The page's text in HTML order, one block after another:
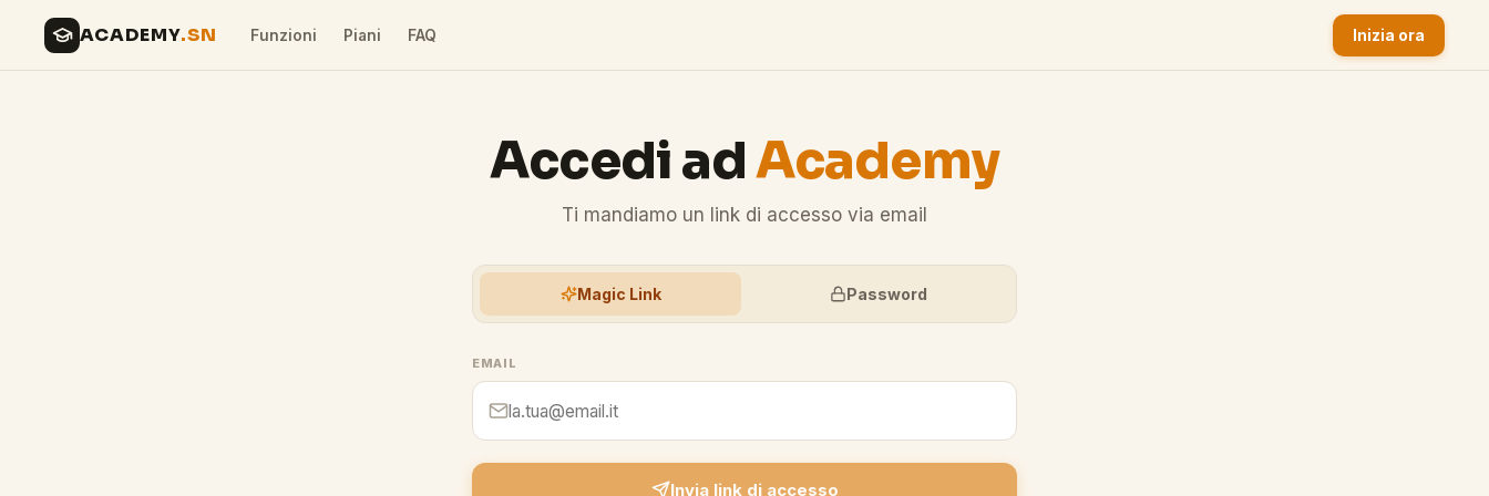
ACADEMY.SN Funzioni Piani FAQ Inizia ora
Accedi adAcademy
Ti mandiamo un link di accesso via email
Magic Link Password
EMAIL
Invia link di accesso